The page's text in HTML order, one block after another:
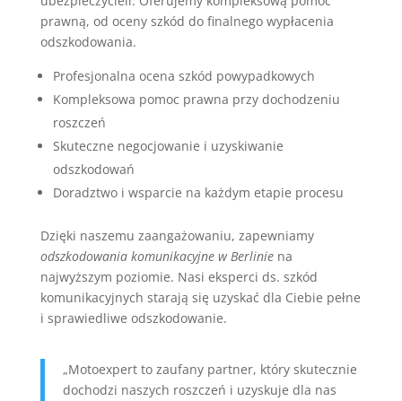
prawną, od oceny szkód do finalnego wypłacenia
odszkodowania.
Profesjonalna ocena szkód powypadkowych
Kompleksowa pomoc prawna przy dochodzeniu
roszczeń
Skuteczne negocjowanie i uzyskiwanie
odszkodowań
Doradztwo i wsparcie na każdym etapie procesu
Dzięki naszemu zaangażowaniu, zapewniamy
odszkodowania komunikacyjne w Berliniena
najwyższym poziomie. Nasi eksperci ds. szkód
komunikacyjnych starają się uzyskać dla Ciebie pełne
i sprawiedliwe odszkodowanie.
„Motoexpert to zaufany partner, który skutecznie
dochodzi naszych roszczeń i uzyskuje dla nas